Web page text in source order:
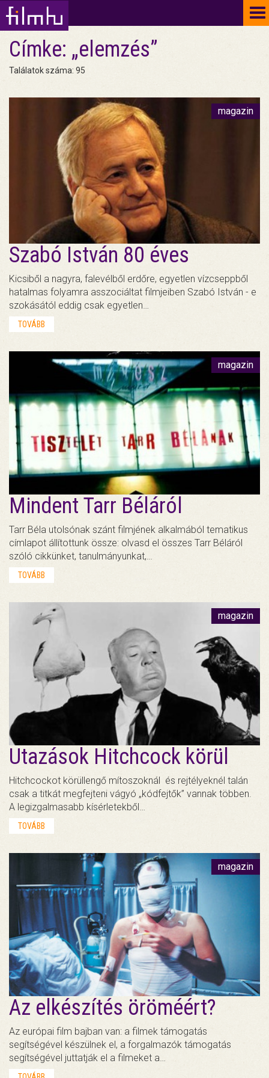
Címke: „elemzés”
Találatok száma: 95
magazin
Szabó István 80 éves
Kicsiből a nagyra, falevélből erdőre, egyetlen vízcseppből
hatalmas folyamra asszociáltat filmjeiben Szabó István - e
szokásától eddig csak egyetlen…
TOVÁBB
magazin
Mindent Tarr Béláról
Tarr Béla utolsónak szánt filmjének alkalmából tematikus
címlapot állítottunk össze: olvasd el összes Tarr Béláról
szóló cikkünket, tanulmányunkat,…
TOVÁBB
magazin
Utazások Hitchcock körül
Hitchcockot körüllengő mítoszoknál és rejtélyeknél talán
csak a titkát megfejteni vágyó „kódfejtők” vannak többen.
A legizgalmasabb kísérletekből…
TOVÁBB
magazin
Az elkészítés öröméért?
Az európai film bajban van: a filmek támogatás
segítségével készülnek el, a forgalmazók támogatás
segítségével juttatják el a filmeket a…